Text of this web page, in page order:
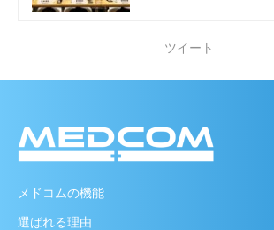
ツイート
メドコムの機能
選ばれる理由